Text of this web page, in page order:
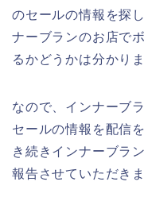
のセールの情報を探
ナーブランのお店で
るかどうかは分かり
なので、インナーブ
セールの情報を配信
き続きインナーブラ
報告させていただき